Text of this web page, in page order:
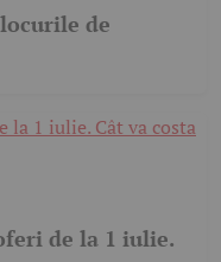
de
de la 1 iulie.